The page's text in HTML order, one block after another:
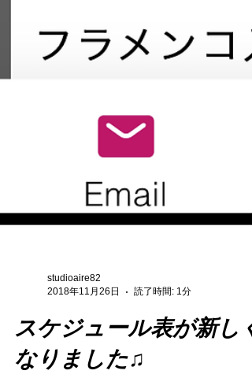
studioaire82
スケジュール表が新しく